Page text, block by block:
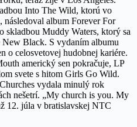
Into The Wild, ktorú vo
album Forever For
skladbou Muddy Waters, ktorý sa
Black. S vydaním albumu
o celosvetovej hudobnej kariére.
americký sen pokračuje, LP
svete s hitom Girls Go Wild.
vydala minulý rok
nešetrí. „My church is you. My
12. júla v bratislavskej NTC